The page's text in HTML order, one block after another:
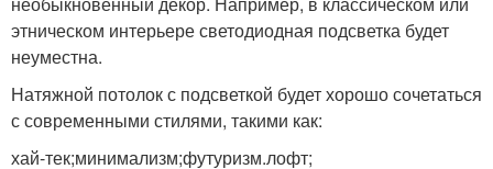
этническом интерьере светодиодная подсветка будет
неуместна.
Натяжной потолок с подсветкой будет хорошо сочетаться
с современными стилями, такими как:
хай-тек;минимализм;футуризм.лофт;